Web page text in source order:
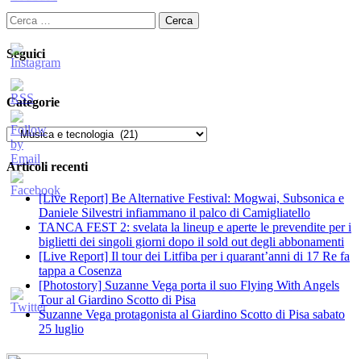
Ricerca
per:
Seguici
Categorie
Categorie
Articoli recenti
[Live Report] Be Alternative Festival: Mogwai, Subsonica e
Daniele Silvestri infiammano il palco di Camigliatello
TANCA FEST 2: svelata la lineup e aperte le prevendite per i
biglietti dei singoli giorni dopo il sold out degli abbonamenti
[Live Report] Il tour dei Litfiba per i quarant’anni di 17 Re fa
tappa a Cosenza
[Photostory] Suzanne Vega porta il suo Flying With Angels
Tour al Giardino Scotto di Pisa
Suzanne Vega protagonista al Giardino Scotto di Pisa sabato
25 luglio